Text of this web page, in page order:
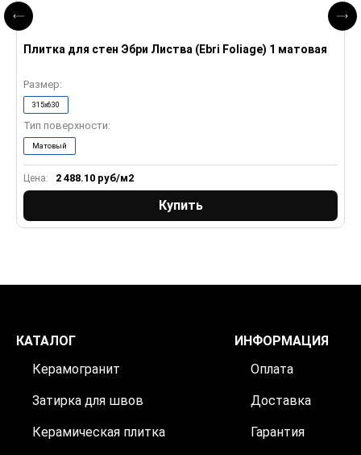
Плитка для стен Эбри Листва (Ebri Foliage) 1 матовая
Цена: 2 488.10 руб/м2
Купить
Размер:
315x630
Тип поверхности:
Матовый
КАТАЛОГ
Керамогранит
Затирка для швов
Керамическая плитка
ИНФОРМАЦИЯ
Оплата
Доставка
Гарантия